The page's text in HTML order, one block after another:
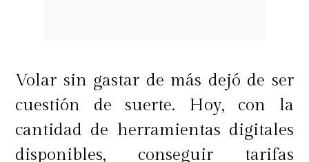
Otra de sus recomendaciones es
Machu Picchu,"que
es ideal para
parejas, mamás o papás con sus
Volar sin gastar de más dejó de ser
cuestión de suerte. Hoy, con la
cantidad de herramientas digitales
disponibles, conseguir tarifas